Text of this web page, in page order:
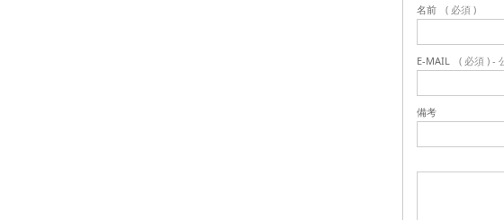
名前 ( 必須 )
E-MAIL ( 必須 ) -
備考